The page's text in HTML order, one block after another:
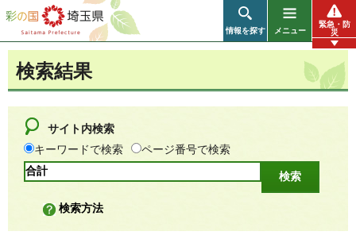
彩の国 埼玉県
情報を探す メニュー
緊急・防
災
検索結果
サイト内検索
キーワードで検索
ページ番号で検索
検索方法